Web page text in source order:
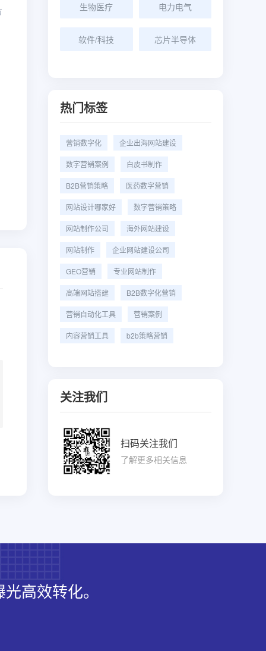
生物医疗 电力电气
软件/科技 芯片半导体
热门标签
营销数字化 企业出海网站建设
数字营销案例 白皮书制作
B2B营销策略 医药数字营销
网站设计哪家好 数字营销策略
网站制作公司 海外网站建设
网站制作 企业网站建设公司
GEO营销 专业网站制作
高端网站搭建 B2B数字化营销
营销自动化工具 营销案例
内容营销工具 b2b策略营销
关注我们
扫码关注我们
了解更多相关信息
高效转化。